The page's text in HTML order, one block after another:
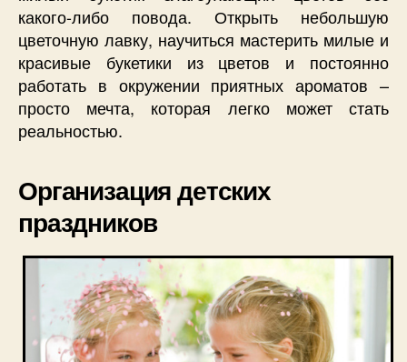
какого-либо повода. Открыть небольшую
цветочную лавку, научиться мастерить милые и
красивые букетики из цветов и постоянно
работать в окружении приятных ароматов –
просто мечта, которая легко может стать
реальностью.
Организация детских
праздников